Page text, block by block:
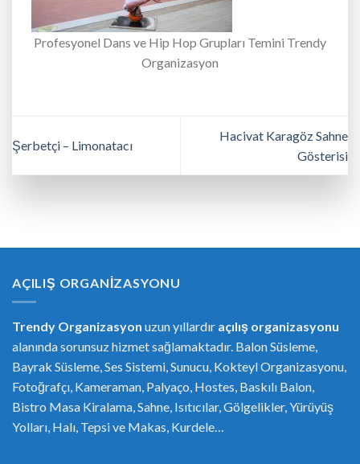
Profesyonel Dans ve Hip Hop Grupları Temini Trendy
Organizasyon
Şerbetçi – Limonatacı
Hacivat Karagöz Sahne
Gösterisi
AÇILIŞ ORGANIZASYONU
Trendy Organizasyon uzun yıllardır açılış organizasyonu
alanında sorunsuz hizmet sağlamaktadır. Balon Süsleme,
Bayrak Süsleme, Ses Sistemi, Sunucu, Kokteyl Organizasyonu,
Fotoğrafçı, Kameraman, Palyaço, Hostes, Baskılı Balon,
Bistro Masa Kiralama, Sahne, Isıtıcılar, Gölgelikler, Yürüyüş
Yolları, Halı, Tepsi ve Makas, Kurdele…